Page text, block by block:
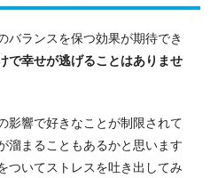
バランスを保つ効果が期待でき
で幸せが逃げることはありませ
影響で好きなことが制限されて
溜まることもあるかと思います
ついてストレスを吐き出してみ